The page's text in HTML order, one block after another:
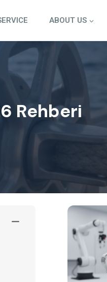
ABOUT US
Rehberi